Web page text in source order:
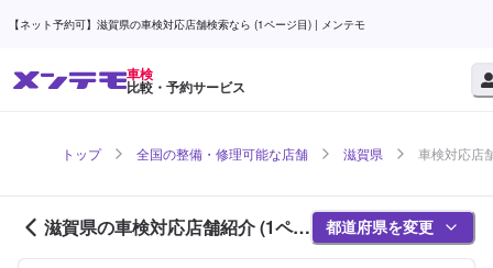
【ネット予約可】滋賀県の車検対応店舗検索なら (1ページ目) | メンテモ
車検
比較・予約サービス
トップ 全国の整備・修理可能な店舗 滋賀県 車検対応店
滋賀県の車検対応店舗紹介 (1ペー
ジ目)
都道府県を変更